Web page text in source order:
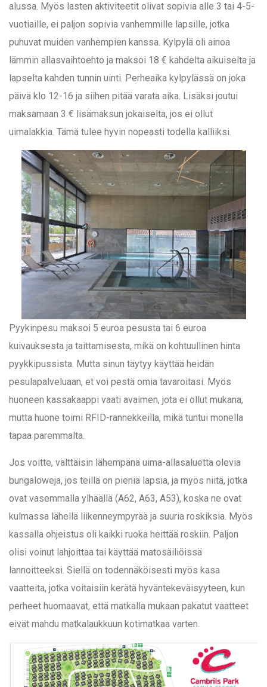
alussa. Myös lasten aktiviteetit olivat sopivia alle 3 tai 4-5-
vuotiaille, ei paljon sopivia vanhemmille lapsille, jotka
puhuvat muiden vanhempien kanssa. Kylpylä oli ainoa
lämmin allasvaihtoehto ja maksoi 18 € kahdelta aikuiselta ja
lapselta kahden tunnin uinti. Perheaika kylpylässä on joka
päivä klo 12-16 ja siihen pitää varata aika. Lisäksi joutui
maksamaan 3 € lisämaksun jokaiselta, jos ei ollut
uimalakkia. Tämä tulee hyvin nopeasti todella kalliiksi.
Pyykinpesu maksoi 5 euroa pesusta tai 6 euroa
kuivauksesta ja taittamisesta, mikä on kohtuullinen hinta
pyykkipussista. Mutta sinun täytyy käyttää heidän
pesulapalveluaan, et voi pestä omia tavaroitasi. Myös
huoneen kassakaappi vaati avaimen, jota ei ollut mukana,
mutta huone toimi RFID-rannekkeilla, mikä tuntui monella
tapaa paremmalta.
Jos voitte, välttäisin lähempänä uima-allasaluetta olevia
bungaloweja, jos teillä on pieniä lapsia, ja myös niitä, jotka
ovat vasemmalla ylhäällä (A62, A63, A53), koska ne ovat
kulmassa lähellä liikenneympyrää ja suuria roskiksia. Myös
kassalla ohjeistus oli kaikki ruoka heittää roskiin. Paljon
olisi voinut lahjoittaa tai käyttää matosäiliöissä
lannoitteeksi. Siellä on todennäköisesti myös kasa
vaatteita, jotka voitaisiin kerätä hyväntekeväisyyteen, kun
perheet huomaavat, että matkalla mukaan pakatut vaatteet
eivät mahdu matkalaukkuun kotimatkaa varten.